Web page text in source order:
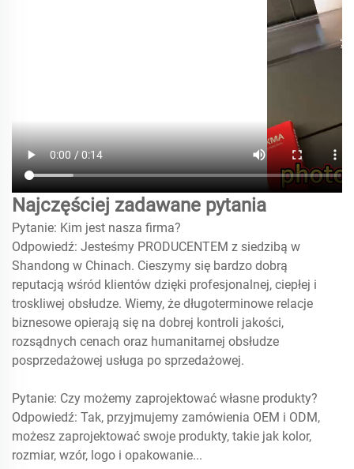
Najczęściej zadawane pytania
Pytanie: Kim jest nasza firma?
Odpowiedź: Jesteśmy PRODUCENTEM z siedzibą w
Shandong w Chinach. Cieszymy się bardzo dobrą
reputacją wśród klientów dzięki profesjonalnej, ciepłej i
troskliwej obsłudze. Wiemy, że długoterminowe relacje
biznesowe opierają się na dobrej kontroli jakości,
rozsądnych cenach oraz humanitarnej obsłudze
posprzedażowej usługa po sprzedażowej.
Pytanie: Czy możemy zaprojektować własne produkty?
Odpowiedź: Tak, przyjmujemy zamówienia OEM i ODM,
możesz zaprojektować swoje produkty, takie jak kolor,
rozmiar, wzór, logo i opakowanie...